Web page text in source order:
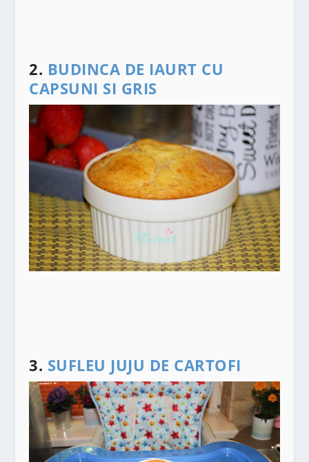
2. BUDINCA DE IAURT CU
CAPSUNI SI GRIS
3. SUFLEU JUJU DE CARTOFI